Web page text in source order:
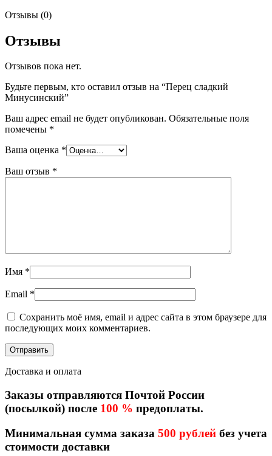
Отзывы (0)
Отзывы
Отзывов пока нет.
Будьте первым, кто оставил отзыв на “Перец сладкий
Минусинский”
Ваш адрес email не будет опубликован. Обязательные поля
помечены *
Ваша оценка *
Ваш отзыв *
Имя *
Email *
Сохранить моё имя, email и адрес сайта в этом браузере для
последующих моих комментариев.
Доставка и оплата
Заказы отправляются Почтой России
(посылкой) после 100 % предоплаты.
Минимальная сумма заказа 500 рублей без учета
стоимости доставки